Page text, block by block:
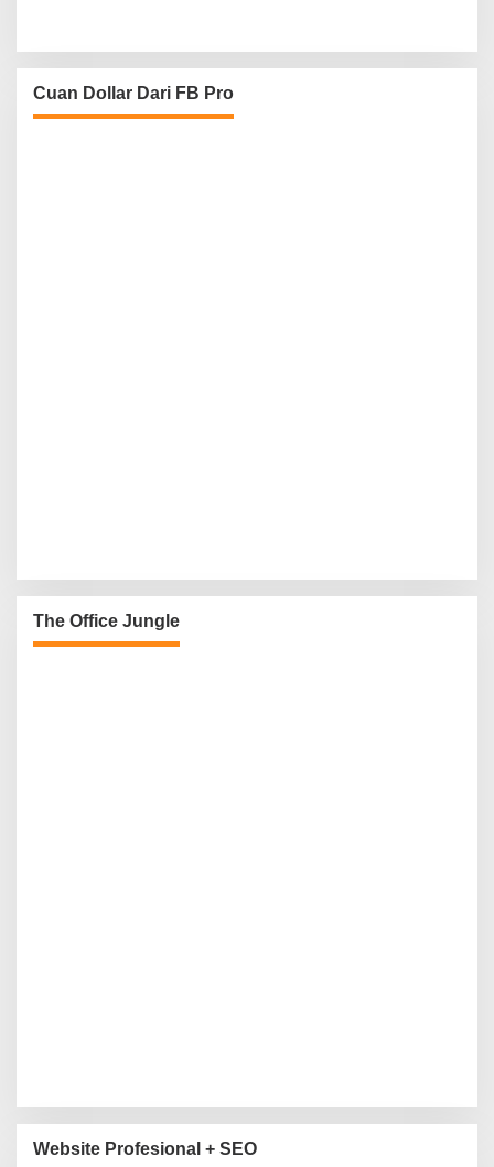
Cuan Dollar Dari FB Pro
The Office Jungle
Website Profesional + SEO